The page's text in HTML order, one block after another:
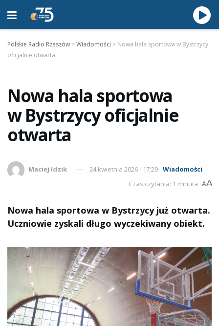
Polskie Radio Rzeszów >Wiadomości > Nowa hala sportowa w Bystrzycy
oficjalnie otwarta
Nowa hala sportowa
w Bystrzycy oficjalnie
otwarta
Maciej Idzik 24 kwietnia 2026 - 17:29 Wiadomości
Czas czytania: 1 minuta AA
Nowa hala sportowa w Bystrzycy już otwarta.
Uczniowie zyskali długo wyczekiwany obiekt.